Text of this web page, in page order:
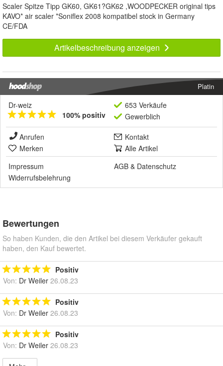
Scaler Spitze Tipp GK60, GK61?GK62 ,WOODPECKER original tips
KAVO* air scaler *Soniflex 2008 kompatibel stock in Germany
CE/FDA
Artikelbeschreibung anzeigen
Platin
Dr-weiz
100% positiv
653 Verkäufe
Gewerblich
Anrufen
Kontakt
Merken
Alle Artikel
Impressum
AGB & Datenschutz
Widerrufsbelehrung
Bewertungen
So haben Kunden, die den Artikel bei diesem Verkäufer gekauft
haben, den Kauf bewertet.
Positiv
Von: Dr Weiler 26.08.23
Positiv
Von: Dr Weiler 26.08.23
Positiv
Von: Dr Weiler 26.08.23